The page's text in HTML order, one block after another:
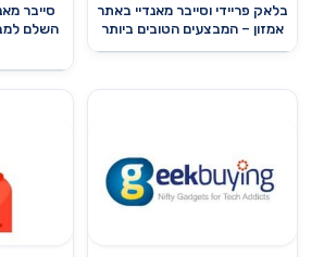
בלאק פריידי וסייבר מאנדיי באתר
אמזון – המבצעים הטובים ביותר
השלם